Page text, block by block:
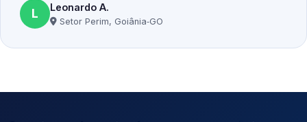
L Leonardo A.
Setor Perim, Goiânia‑GO